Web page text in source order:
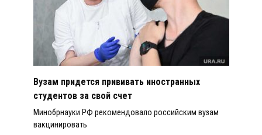
Вузам придется прививать иностранных
студентов за свой счет
Минобрнауки РФ рекомендовало российским вузам
вакцинировать